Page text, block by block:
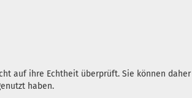
auf ihre Echtheit überprüft. Sie können
haben.